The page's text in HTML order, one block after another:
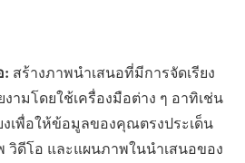
: สร้างภาพนำเสนอที่มีการจัดเรียง
ามโดยใช้เครื่องมือต่าง ๆ อาทิเช่น
งเพื่อให้ข้อมูลของคุณตรงประเด็น
วิดีโอ และแผนภาพในนำเสนอของ